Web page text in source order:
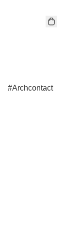
Archcontact